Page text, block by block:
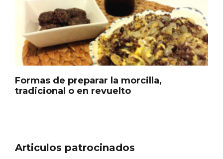
Formas de preparar la morcilla,
tradicional o en revuelto
Articulos patrocinados